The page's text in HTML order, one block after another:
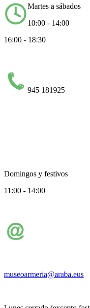
Martes a sábados
10:00 - 14:00
16:00 - 18:30
945 181925
Domingos y festivos
11:00 - 14:00
museoarmeria@araba.eus